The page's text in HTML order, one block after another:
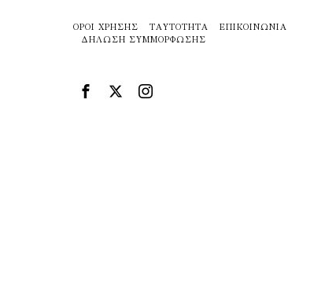
ΌΡΟΙ ΧΡΉΣΗΣ ΤΑΥΤΌΤΗΤΑ
ΕΠΙΚΟΙΝΩΝΊΑ
ΔΉΛΩΣΗ ΣΥΜΜΌΡΦΩΣΗΣ